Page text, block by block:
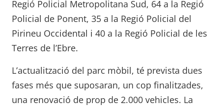
Regió Policial Metropolitana Sud, 64 a la Regió
Policial de Ponent, 35 a la Regió Policial del
Pirineu Occidental i 40 a la Regió Policial de les
Terres de l’Ebre.
L’actualització del parc mòbil, té prevista dues
fases més que suposaran, un cop finalitzades,
una renovació de prop de 2.000 vehicles. La